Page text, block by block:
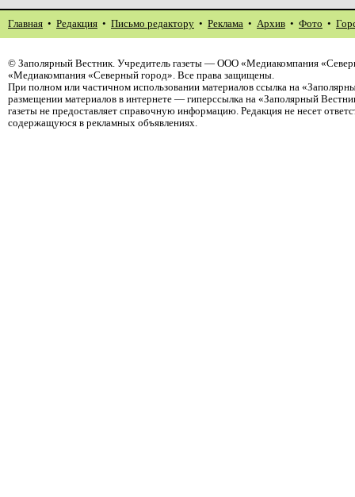
Главная • Редакция • Письмо редактору • Реклама • Архив • Фото •
© Заполярный Вестник. Учредитель газеты — ООО «Медиакомпания
«Медиакомпания «Северный город». Все права защищены.
При полном или частичном использовании материалов ссылка на
размещении материалов в интернете — гиперссылка на «Заполярный
газеты не предоставляет справочную информацию. Редакция не несет
содержащуюся в рекламных объявлениях.